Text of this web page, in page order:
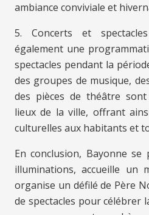
ambiance conviviale et
5. Concerts et
également une
spectacles pendant la
des groupes de musique,
des pièces de théâtre
lieux de la ville, offrant
culturelles aux habitants et
En conclusion, Bayonne
illuminations, accueille un
organise un défilé de Père
de spectacles pour célébrer